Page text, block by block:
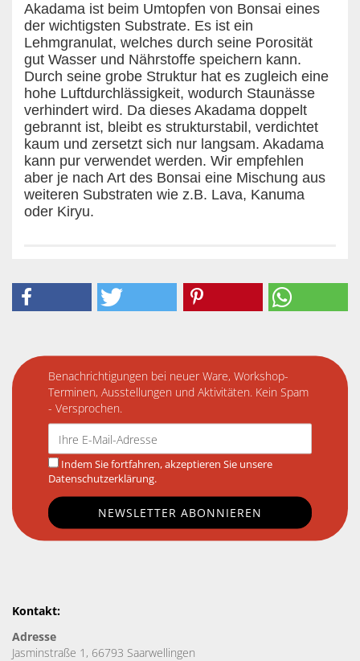
Akadama ist beim Umtopfen von Bonsai eines
der wichtigsten Substrate. Es ist ein
Lehmgranulat, welches durch seine Porosität
gut Wasser und Nährstoffe speichern kann.
Durch seine grobe Struktur hat es zugleich eine
hohe Luftdurchlässigkeit, wodurch Staunässe
verhindert wird. Da dieses Akadama doppelt
gebrannt ist, bleibt es strukturstabil, verdichtet
kaum und zersetzt sich nur langsam. Akadama
kann pur verwendet werden. Wir empfehlen
aber je nach Art des Bonsai eine Mischung aus
weiteren Substraten wie z.B. Lava, Kanuma
oder Kiryu.
Benachrichtigungen bei neuer Ware, Workshop-
Terminen, Ausstellungen und Aktivitäten. Kein Spam
- Versprochen.
Indem Sie fortfahren, akzeptieren Sie unsere
Datenschutzerklärung.
Kontakt:
Adresse
Jasminstraße 1, 66793 Saarwellingen